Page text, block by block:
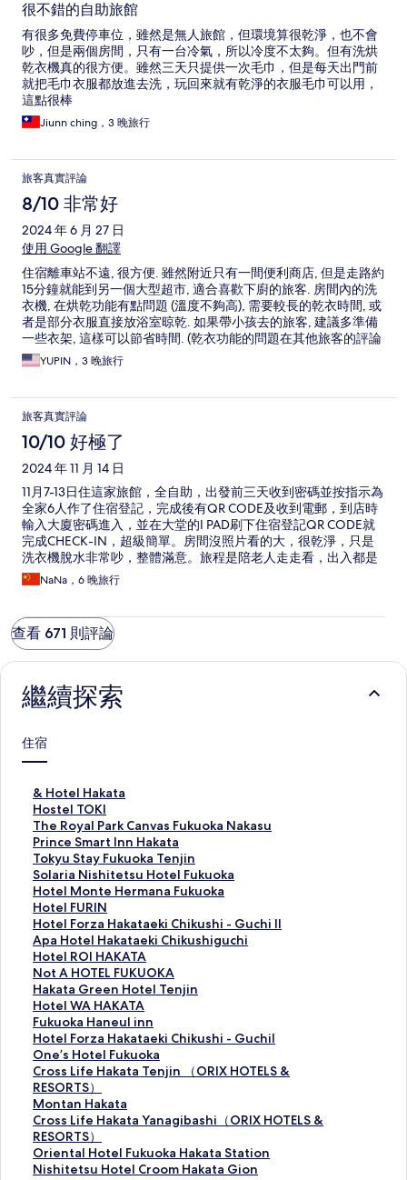
很不錯的自助旅館
有很多免費停車位，雖然是無人旅館，但環境算很乾淨，也不會
吵，但是兩個房間，只有一台冷氣，所以冷度不太夠。但有洗烘
乾衣機真的很方便。雖然三天只提供一次毛巾，但是每天出門前
就把毛巾衣服都放進去洗，玩回來就有乾淨的衣服毛巾可以用，
這點很棒
Jiunn ching，3 晚旅行
旅客真實評論
8/10 非常好
2024 年 6 月 27 日
使用 Google 翻譯
住宿離車站不遠, 很方便. 雖然附近只有一間便利商店, 但是走路約
15分鐘就能到另一個大型超市, 適合喜歡下廚的旅客. 房間內的洗
衣機, 在烘乾功能有點問題 (溫度不夠高), 需要較長的乾衣時間, 或
者是部分衣服直接放浴室晾乾. 如果帶小孩去的旅客, 建議多準備
一些衣架, 這樣可以節省時間. (乾衣功能的問題在其他旅客的評論
裡面有發現同樣的問題反映)
YUPIN，3 晚旅行
旅客真實評論
10/10 好極了
2024 年 11 月 14 日
11月7-13日住這家旅館，全自助，出發前三天收到密碼並按指示為
全家6人作了住宿登記，完成後有QR CODE及收到電郵，到店時
輸入大廈密碼進入，並在大堂的I PAD刷下住宿登記QR CODE就
完成CHECK-IN，超級簡單。房間沒照片看的大，很乾淨，只是
洗衣機脫水非常吵，整體滿意。旅程是陪老人走走看，出入都是
坐的士，也不貴。走路去博多站很近，11月的天氣非常舒服，只
是可惜５點多便天黑了。
NaNa，6 晚旅行
查看 671 則評論
繼續探索
住宿
& Hotel Hakata
&
H
o
t
e
l
H
a
k
a
t
a
的
連
結
Hostel TOKI
H
o
s
t
e
l
T
O
K
I
的
連
結
The Royal Park Canvas Fukuoka Nakasu
T
h
e
R
o
y
a
l
P
a
r
k
C
a
n
v
a
s
F
u
k
u
Prince Smart Inn Hakata
P
r
i
n
c
e
S
m
a
r
t
I
n
n
H
a
k
a
t
a
的
Tokyu Stay Fukuoka Tenjin
T
o
k
y
u
S
t
a
y
F
u
k
u
o
k
a
T
e
n
j
Solaria Nishitetsu Hotel Fukuoka
S
o
l
a
r
i
a
N
i
s
h
i
t
e
t
s
u
H
o
Hotel Monte Hermana Fukuoka
H
o
t
e
l
M
o
n
t
e
H
e
r
m
a
n
a
F
Hotel FURIN
H
o
t
e
l
F
U
R
I
N
的
連
結
Hotel Forza Hakataeki Chikushi - Guchi II
H
o
t
e
l
F
o
r
z
a
H
a
k
a
t
a
Apa Hotel Hakataeki Chikushiguchi
A
p
a
H
o
t
e
l
H
a
k
a
t
a
e
Hotel ROI HAKATA
H
o
t
e
l
R
O
I
H
A
K
A
T
A
Not A HOTEL FUKUOKA
N
o
t
A
H
O
T
E
L
F
U
K
U
Hakata Green Hotel Tenjin
H
a
k
a
t
a
G
r
e
e
n
H
Hotel WA HAKATA
H
o
t
e
l
W
A
H
A
K
A
Fukuoka Haneul inn
F
u
k
u
o
k
a
H
a
n
Hotel Forza Hakataeki Chikushi - GuchiⅠ
H
o
t
e
l
F
o
r
z
One’s Hotel Fukuoka
O
n
e
’
s
H
o
t
Cross Life Hakata Tenjin （ORIX HOTELS &
RESORTS）
C
r
o
s
s
L
i
Montan Hakata
M
o
n
t
a
Cross Life Hakata Yanagibashi（ORIX HOTELS &
RESORTS）
C
r
o
s
Oriental Hotel Fukuoka Hakata Station
O
rNishitetsu Hotel Croom Hakata Gion
N